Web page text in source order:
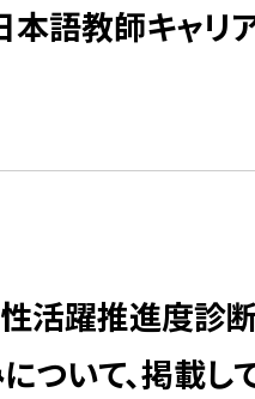
本語教師キャ
活躍推進度診
ついて、掲載し